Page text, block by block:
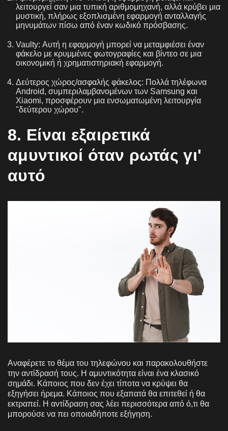
λειτουργεί σαν μια τυπική αριθμομηχανή, αλλά κρύβει μια
μυστική, πλήρως εξοπλισμένη εφαρμογή ανταλλαγής
μηνυμάτων πίσω από έναν κωδικό πρόσβασης.
Vaulty: Αυτή η εφαρμογή μπορεί να μεταμφιέσει έναν
φάκελο με κρυμμένες φωτογραφίες και βίντεο σε μια
οικονομική ή χρηματιστηριακή εφαρμογή.
Δεύτερος χώρος/ασφαλής φάκελος: Πολλά τηλέφωνα
Android, συμπεριλαμβανομένων των Samsung και
Xiaomi, προσφέρουν μια ενσωματωμένη λειτουργία
"δεύτερου χώρου".
8. Είναι εξαιρετικά
αμυντικοί όταν ρωτάς γι'
αυτό
Αναφέρετε το θέμα του τηλεφώνου και παρακολουθήστε
την αντίδρασή τους. Η αμυντικότητα είναι ένα κλασικό
σημάδι. Κάποιος που δεν έχει τίποτα να κρύψει θα
εξηγήσει ήρεμα. Κάποιος που εξαπατά θα επιτεθεί ή θα
εκτραπεί. Η αντίδραση σας λέει περισσότερα από ό,τι θα
μπορούσε να πει οποιαδήποτε εξήγηση.